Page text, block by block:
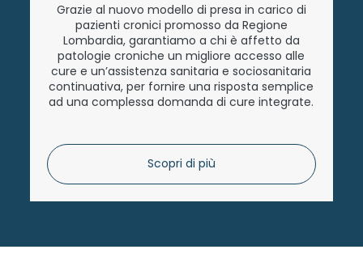
Grazie al nuovo modello di presa in carico di
pazienti cronici promosso da Regione
Lombardia, garantiamo a chi è affetto da
patologie croniche un migliore accesso alle
cure e un’assistenza sanitaria e sociosanitaria
continuativa, per fornire una risposta semplice
ad una complessa domanda di cure integrate.
Scopri di più